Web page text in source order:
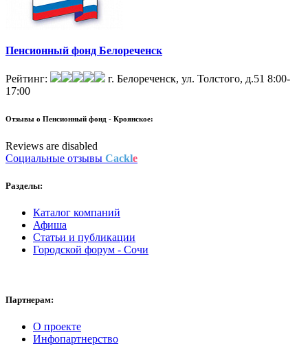
Пенсионный фонд Белореченск
Рейтинг: г. Белореченск, ул. Толстого, д.51 8:00-
17:00
Отзывы о Пенсионный фонд - Кроянское:
Reviews are disabled
Социальные отзывы Cackle
Разделы:
Каталог компаний
Афиша
Статьи и публикации
Городской форум - Сочи
Партнерам:
О проекте
Инфопартнерство